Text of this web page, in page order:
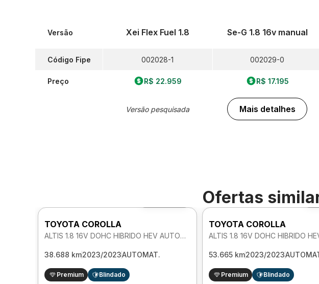
Versão
Código Fipe
Preço
Xei Flex Fuel 1.8
002028-1
R$ 22.959
Versão pesquisada
Se-G 1.8 16v manual
002029-0
R$ 17.195
Mais detalhes
Ofertas
TOYOTA COROLLA
ALTIS 1.8 16V DOHC HIBRIDO HEV AUTOMATICO
38.688 km2023/2023AUTOMAT.
Premium Blindado
TOYOTA COROLLA
53.665 km2023/2023
Premium Blindado